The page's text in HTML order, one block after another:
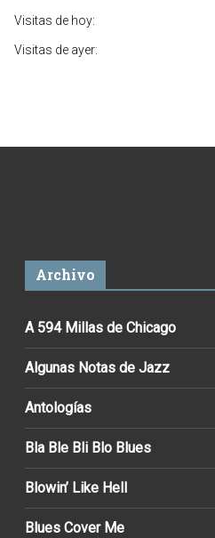
Visitas de hoy:
Visitas de ayer:
Archivo
A 594 Millas de Chicago
Algunas Notas de Jazz
Antologías
Bla Ble Bli Blo Blues
Blowin’ Like Hell
Blues Cover Me